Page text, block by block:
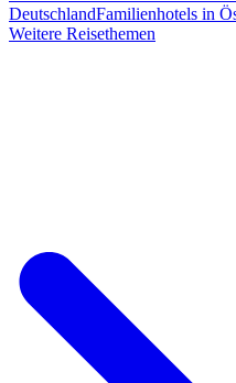
DeutschlandFamilienhotels in
Weitere Reisethemen